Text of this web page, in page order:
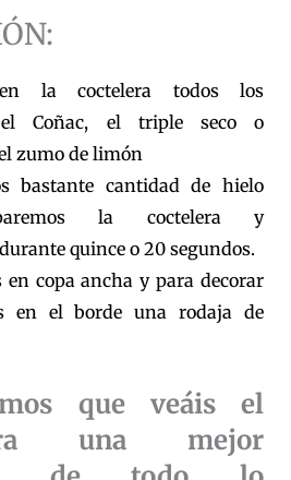
en la coctelera todos los
el Coñac, el triple seco o
zumo de limón
bastante cantidad de hielo
la coctelera y
quince o 20 segundos.
en copa ancha y para decorar
en el borde una rodaja de
que veáis el
una mejor